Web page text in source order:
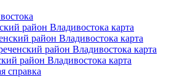
район Владивостока карта
район Владивостока карта
район Владивостока карта
район Владивостока карта
справка